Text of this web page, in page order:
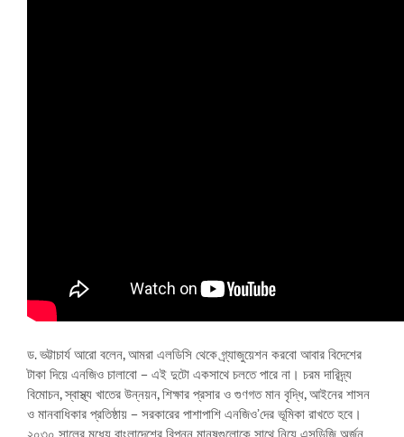
ড. ভট্টাচার্য আরো বলেন, আমরা এলডিসি থেকে গ্র্যাজুয়েশন করবো আবার বিদেশের
টাকা দিয়ে এনজিও চালাবো – এই দুটো একসাথে চলতে পারে না। চরম দারিদ্র্য
বিমোচন, স্বাস্থ্য খাতের উন্নয়ন, শিক্ষার প্রসার ও গুণগত মান বৃদ্ধি, আইনের শাসন
ও মানবাধিকার প্রতিষ্ঠায় – সরকারের পাশাপাশি এনজিও’দের ভূমিকা রাখতে হবে।
২০৩০ সালের মধ্যে বাংলাদেশের বিপন্ন মানুষগুলোকে সাথে নিয়ে এসডিজি অর্জন